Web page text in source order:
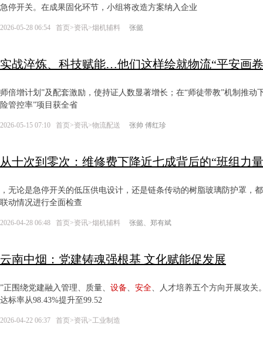
急停开关。在成果固化环节，小组将改造方案纳入企业
2026-05-28 06:54 首页>资讯>烟机辅料 张懿
实战淬炼、科技赋能…他们这样绘就物流“平安画
师倍增计划”及配套激励，使持证人数显著增长；在“师徒带教”机制推
险管控率”项目获全省
2026-05-15 07:10 首页>资讯>物流配送 张帅 傅红珍
从十次到零次：维修费下降近七成背后的“班组力
，无论是急停开关的低压供电设计，还是链条传动的树脂玻璃防护罩，
联动情况进行全面检查
2026-04-28 06:48 首页>资讯>烟机辅料 张懿、郑有斌
云南中烟：党建铸魂强根基 文化赋能促发展
”正围绕党建融入管理、质量、 设备、 安全、人才培养五个方向开展攻关
达标率从98.43%提升至99.52
2026-04-22 06:37 首页>资讯>工业制造